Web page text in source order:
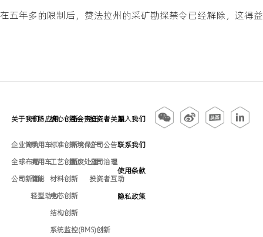
在五年多的限制后，赞法拉州的采矿勘探禁令已经解除，这得
关于我们
企业简介
全球布局
公司新闻
市场应用
乘用车
商用车
储能
轻型动力
核心创新
标准创新
工艺创新
材料创新
电芯创新
结构创新
系统监控(BMS)创新
社会责任
环境保护
固废处理
投资者关系
公司公告
公司治理
投资者互动
加入我们
联系我们
使用条款
隐私政策